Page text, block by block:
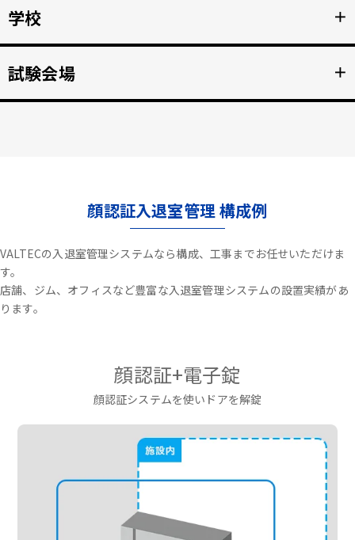
検知、スマホへの着信アラートで重大事故を防止。
詳細を見る >>
学校 ＋
詳細を見る >>
試験会場 ＋
顔認証入退室管理 構成例
VALTECの入退室管理システムなら構成、工事までお任せいただけま
す。
店舗、ジム、オフィスなど豊富な入退室管理システムの設置実績があ
ります。
顔認証+電子錠
顔認証システムを使いドアを解錠